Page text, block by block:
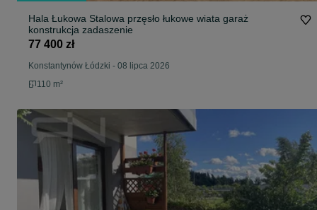
Hala Łukowa Stalowa przęsło łukowe wiata garaż
konstrukcja zadaszenie
77 400 zł
Konstantynów Łódzki - 08 lipca 2026
110 m²